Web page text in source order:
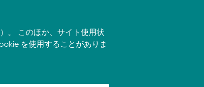
。 このほか、サイト使用状
を使用することがありま